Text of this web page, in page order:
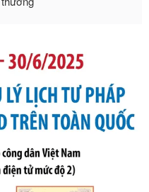
của Bộ Tài chính: Bãi
vực kho bạc nhà nước
của Chính phủ: Sửa
định số 125/2020/NĐ-СР
phủ quy định xử
hóa đơn được sửa đổi, bổ
NĐ-CP